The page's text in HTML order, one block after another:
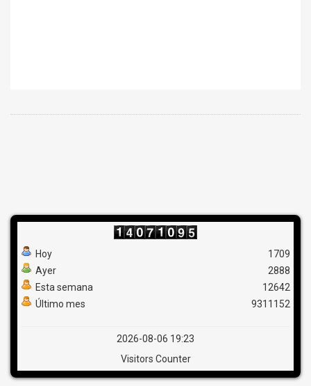
Hoy
Ayer
Esta semana
Último mes
1709
2888
12642
9311152
2026-08-06 19:23
Visitors Counter